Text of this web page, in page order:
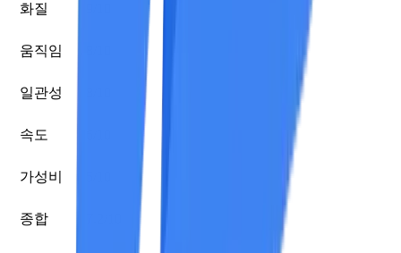
화질
움직임
일관성
속도
가성비
종합